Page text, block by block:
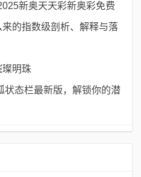
新奥天天彩新奥彩免费
的指数级剖析、解释与落
璨明珠
状态栏最新版，解锁你的潜